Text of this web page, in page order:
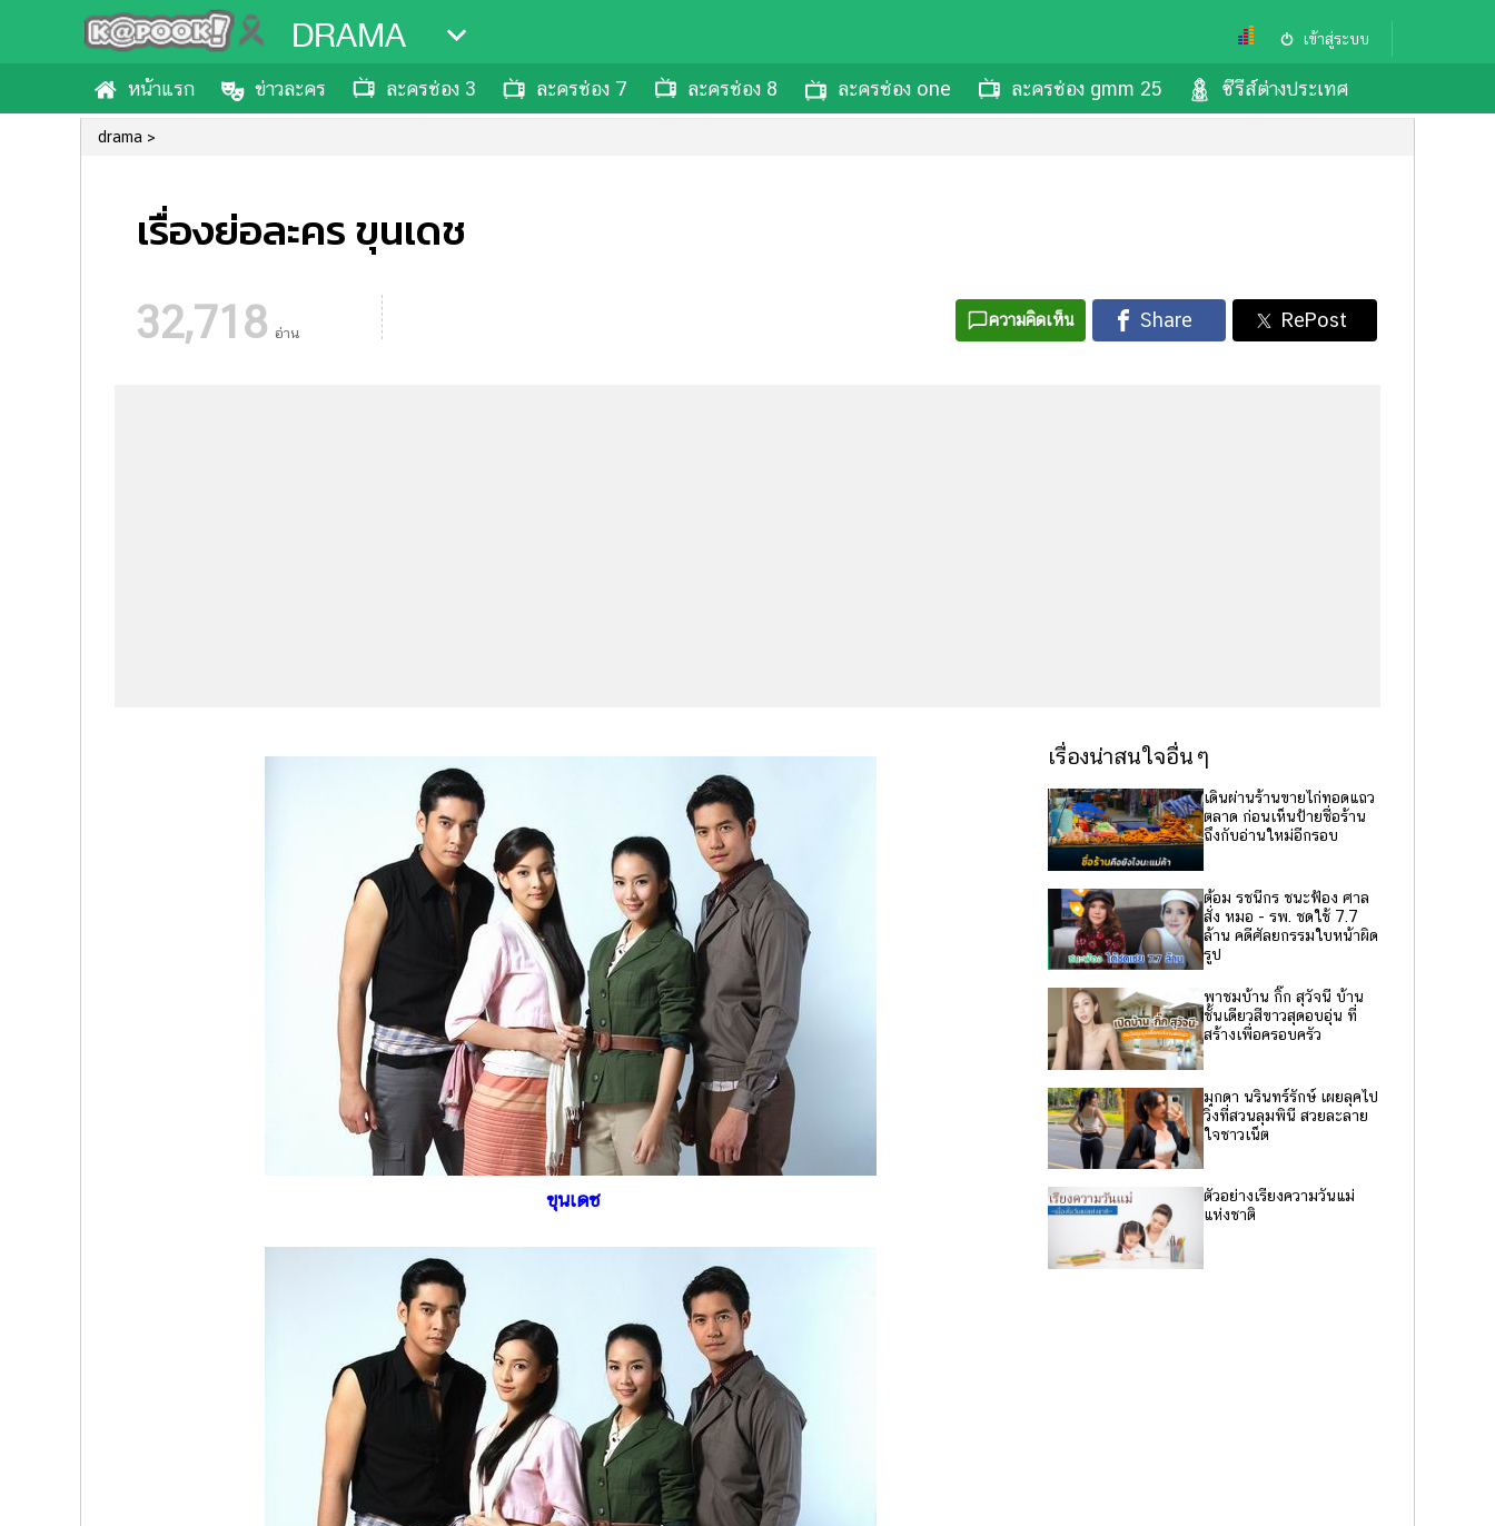
DRAMA เข้าสู่ระบบ
หน้าแรก ข่าวละคร ละครช่อง 3 ละครช่อง 7 ละครช่อง 8 ละครช่อง one ละครช่อง gmm 25 ซีรีส์ต่างประเทศ
drama
เรื่องย่อละคร ขุนเดช
32,718 อ่าน
ความคิดเห็น
ขุนเดช
เรื่องน่าสนใจอื่นๆ
เดินผ่านร้านขายไก่ทอดแถว
ตลาด ก่อนเห็นป้ายชื่อร้าน
ถึงกับอ่านใหม่อีกรอบ
ต้อม รชนีกร ชนะฟ้อง ศาล
สั่ง หมอ - รพ. ชดใช้ 7.7
ล้าน คดีศัลยกรรมใบหน้าผิด
รูป
พาชมบ้าน กิ๊ก สุวัจนี บ้าน
ชั้นเดียวสีขาวสุดอบอุ่น ที่
สร้างเพื่อครอบครัว
มุกดา นรินทร์รักษ์ เผยลุคไป
วิ่งที่สวนลุมพินี สวยละลาย
ใจชาวเน็ต
ตัวอย่างเรียงความวันแม่
แห่งชาติ